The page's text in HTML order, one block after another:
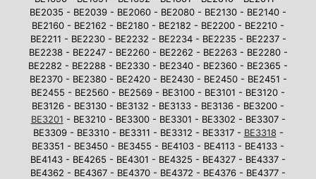
BE2035 - BE2039 - BE2060 - BE2080 - BE2130 - BE2140 -
BE2160 - BE2162 - BE2180 - BE2182 - BE2200 - BE2210 -
BE2211 - BE2230 - BE2232 - BE2234 - BE2235 - BE2237 -
BE2238 - BE2247 - BE2260 - BE2262 - BE2263 - BE2280 -
BE2282 - BE2288 - BE2330 - BE2340 - BE2360 - BE2365 -
BE2370 - BE2380 - BE2420 - BE2430 - BE2450 - BE2451 -
BE2455 - BE2560 - BE2569 - BE3100 - BE3101 - BE3120 -
BE3126 - BE3130 - BE3132 - BE3133 - BE3136 - BE3200 -
BE3201 - BE3210 - BE3300 - BE3301 - BE3302 - BE3307 -
BE3309 - BE3310 - BE3311 - BE3312 - BE3317 - BE3318-
BE3351 - BE3450 - BE3455 - BE4103 - BE4113 - BE4133 -
BE4143 - BE4265 - BE4301 - BE4325 - BE4327 - BE4337 -
BE4362 - BE4367 - BE4370 - BE4372 - BE4376 - BE4377 -